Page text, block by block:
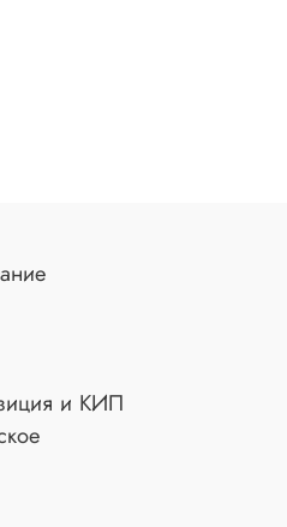
и КИП